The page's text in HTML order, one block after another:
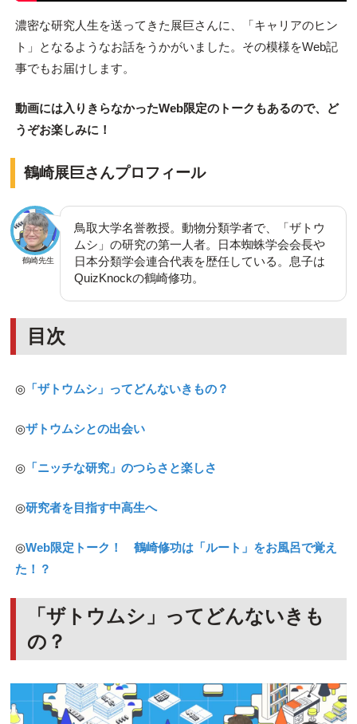
濃密な研究人生を送ってきた展巨さんに、「キャリアのヒン
ト」となるようなお話をうかがいました。その模様をWeb記
事でもお届けします。
動画には入りきらなかったWeb限定のトークもあるので、ど
うぞお楽しみに！
鶴崎展巨さんプロフィール
鶴崎先生
鳥取大学名誉教授。動物分類学者で、「ザトウ
ムシ」の研究の第一人者。日本蜘蛛学会会長や
日本分類学会連合代表を歴任している。息子は
QuizKnockの鶴崎修功。
目次
◎「ザトウムシ」ってどんないきもの？
◎ザトウムシとの出会い
◎「ニッチな研究」のつらさと楽しさ
◎研究者を目指す中高生へ
◎Web限定トーク！ 鶴崎修功は「ルート」をお風呂で覚え
た！？
「ザトウムシ」ってどんないきも
の？